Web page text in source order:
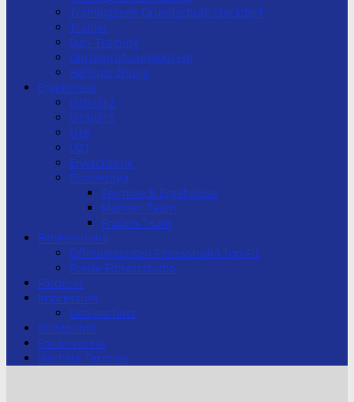
Trainingszeit Grundschule Stockdorf
Trainer
Dan-Training
Gürtelprüfungskonzept
Hallenordnung
Ergebnisse
U10/U12
U13/U15
U18
U21
Erwachsene
Bundesliga
Termine & Ergebnisse
Männer-Team
Frauen-Team
Fitnessstudio
Öffnungszeiten Fitnesstudio Top-Fit
Preise Fitnessstudio
Förderer
Impressum
Datenschutz
Stützpunkt
Förderverein
Nächste Termine